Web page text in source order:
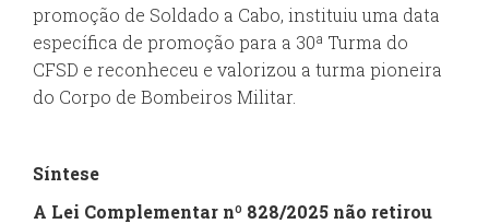
promoção de Soldado a Cabo, instituiu uma data
específica de promoção para a 30ª Turma do
CFSD e reconheceu e valorizou a turma pioneira
do Corpo de Bombeiros Militar.
Síntese
A Lei Complementar nº 828/2025 não retirou